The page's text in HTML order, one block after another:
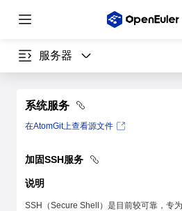
服务器
系统服务
在AtomGit上查看源文件
加固SSH服务
说明
SSH（Secure Shell）是目前较可靠，专